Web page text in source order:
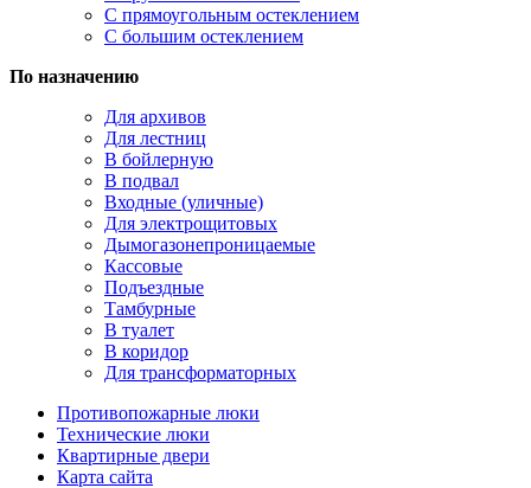
С прямоугольным остеклением
С большим остеклением
По назначению
Для архивов
Для лестниц
В бойлерную
В подвал
Входные (уличные)
Для электрощитовых
Дымогазонепроницаемые
Кассовые
Подъездные
Тамбурные
В туалет
В коридор
Для трансформаторных
Противопожарные люки
Технические люки
Квартирные двери
Карта сайта